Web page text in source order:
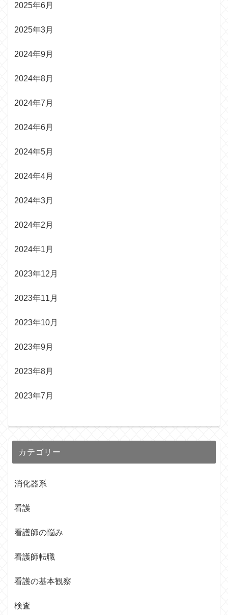
2025年6月
2025年3月
2024年9月
2024年8月
2024年7月
2024年6月
2024年5月
2024年4月
2024年3月
2024年2月
2024年1月
2023年12月
2023年11月
2023年10月
2023年9月
2023年8月
2023年7月
カテゴリー
消化器系
看護
看護師の悩み
看護師転職
看護の基本観察
検査